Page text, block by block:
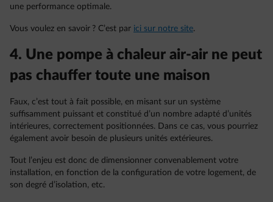
une performance optimale.
Vous voulez en savoir ? C’est par ici sur notre site.
4. Une pompe à chaleur air-air ne peut
pas chauffer toute une maison
Faux, c’est tout à fait possible, en misant sur un système
suffisamment puissant et constitué d’un nombre adapté d’unités
intérieures, correctement positionnées. Dans ce cas, vous pourriez
également avoir besoin de plusieurs unités extérieures.
Tout l’enjeu est donc de dimensionner convenablement votre
installation, en fonction de la configuration de votre logement, de
son degré d’isolation, etc.